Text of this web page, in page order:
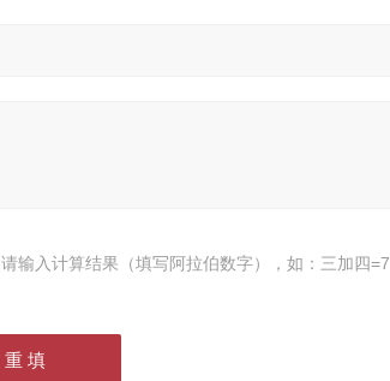
请输入计算结果（填写阿拉伯数字），如：三加四=7